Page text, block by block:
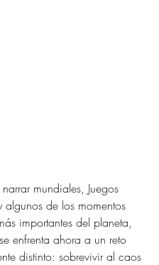
mundiales, Juegos
de los momentos
importantes del planeta,
enfrenta ahora a un reto
distinto: sobrevivir al caos